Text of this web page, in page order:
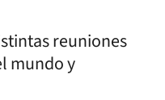
reuniones
mundo y